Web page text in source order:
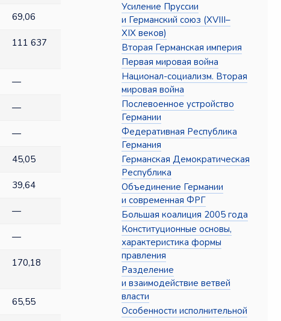
69,06
111 637
—
—
—
45,05
39,64
—
—
170,18
65,55
Усиление Пруссии
и Германский союз (XVIII–
XIX веков)
Вторая Германская империя
Первая мировая война
Национал-социализм. Вторая
мировая война
Послевоенное устройство
Германии
Федеративная Республика
Германия
Германская Демократическая
Республика
Объединение Германии
и современная ФРГ
Большая коалиция 2005 года
Конституционные основы,
характеристика формы
правления
Разделение
и взаимодействие ветвей
власти
Особенности исполнительной